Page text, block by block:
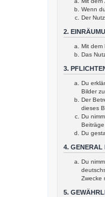
Wenn
Der
2.
Mit dem
Das
3.
Du
Bilder
Der
dieses
Du
Du
4. GENERAL
Du
Zwecke
5.